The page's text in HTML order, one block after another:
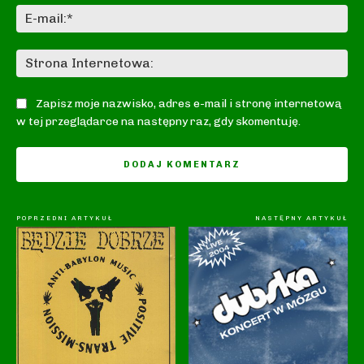
Zapisz moje nazwisko, adres e-mail i stronę internetową
w tej przeglądarce na następny raz, gdy skomentuję.
POPRZEDNI ARTYKUŁ NASTĘPNY ARTYKUŁ